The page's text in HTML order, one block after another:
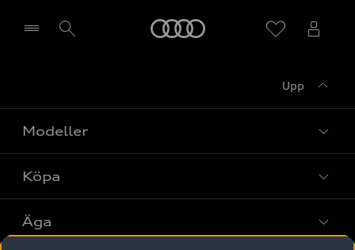
Upp
Modeller
Alla modeller
Elbilar
Köpa
Privaterbjudanden
Äga